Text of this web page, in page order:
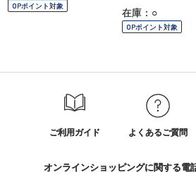
OPポイント対象
在庫：○
OPポイント対象
ご利用ガイド よくあるご質問
オンラインショッピングに関する電